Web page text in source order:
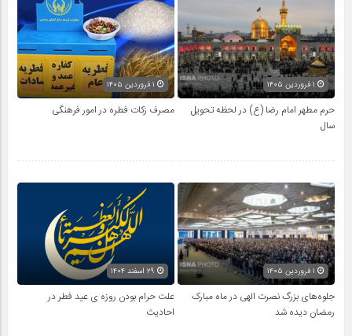
حرم مطهر امام رضا (ع) در لحظه تحویل
سال
مصرف زکات فطره در امور فرهنگی
جلوه‌های بزرگ نصرت الهی در ماه مبارک
رمضان دیده شد
علت حرام بودن روزه ی عید فطر در
احادیث